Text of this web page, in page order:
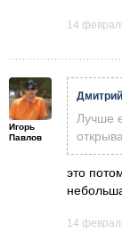
14
Игорь
Павлов
Лучше
это
14